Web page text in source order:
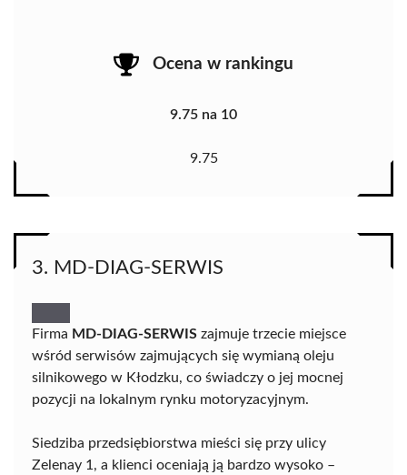
Ocena w rankingu
9.75 na 10
9.75
3. MD-DIAG-SERWIS
Firma MD-DIAG-SERWIS zajmuje trzecie miejsce
wśród serwisów zajmujących się wymianą oleju
silnikowego w Kłodzku, co świadczy o jej mocnej
pozycji na lokalnym rynku motoryzacyjnym.
Siedziba przedsiębiorstwa mieści się przy ulicy
Zelenay 1, a klienci oceniają ją bardzo wysoko –